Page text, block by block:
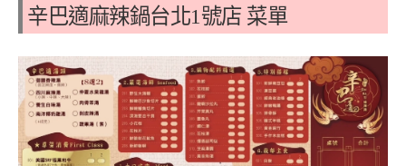
辛巴適麻辣鍋台北1號店 菜單